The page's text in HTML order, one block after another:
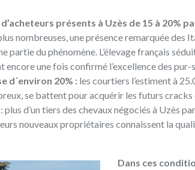
présents à Uzès de 15 à 20%
nombreuses, une présence remarquée des
partie du phénomène. L’élevage français
une fois confirmé l’excellence des pur-
d´environ 20% : les courtiers l’estiment à
se battent pour acquérir les futurs
d’un tiers des chevaux négociés à Uzès
nouveaux propriétaires connaissent la
Dans ces